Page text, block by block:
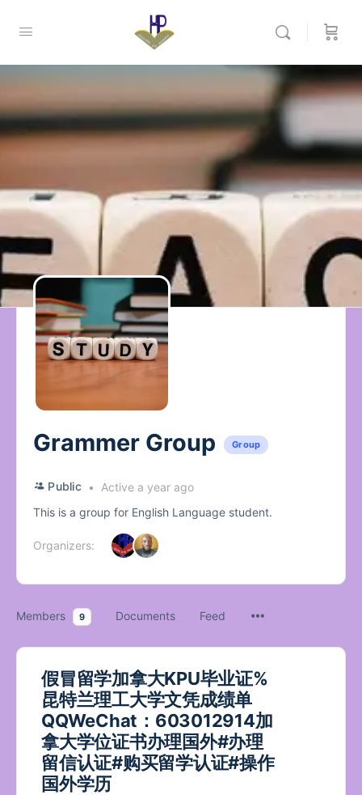
Grammer Group Group
Public
Active a year ago
This is a group for English Language student.
Organizers:
Members 9 Documents Feed
假冒留学加拿大KPU毕业证%
昆特兰理工大学文凭成绩单
QQWeChat：603012914加
拿大学位证书办理国外#办理
留信认证#购买留学认证#操作
国外学历